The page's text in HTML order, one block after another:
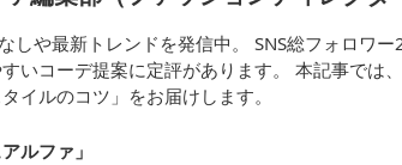
や最新トレンドを発信中。 SNS総フォロワ
いコーデ提案に定評があります。 本記事では
イルのコツ」をお届けします。
ルファ 」